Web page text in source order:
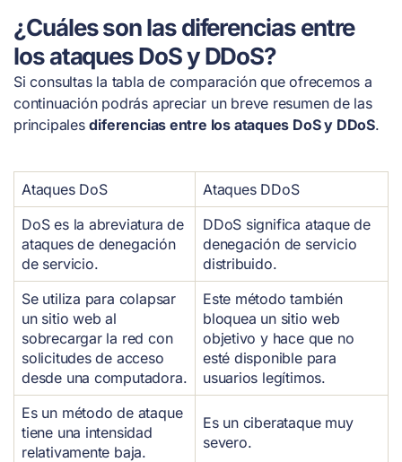
¿Cuáles son las diferencias entre
los ataques DoS y DDoS?
Si consultas la tabla de comparación que ofrecemos a
continuación podrás apreciar un breve resumen de las
principalesdiferencias entre los ataques DoS y DDoS.
Ataques DoS
Ataques DDoS
DoS es la abreviatura de
ataques de denegación
de servicio.
DDoS significa ataque de
denegación de servicio
distribuido.
Se utiliza para colapsar
un sitio web al
sobrecargar la red con
solicitudes de acceso
desde una computadora.
Este método también
bloquea un sitio web
objetivo y hace que no
esté disponible para
usuarios legítimos.
Es un método de ataque
tiene una intensidad
relativamente baja.
Es un ciberataque muy
severo.